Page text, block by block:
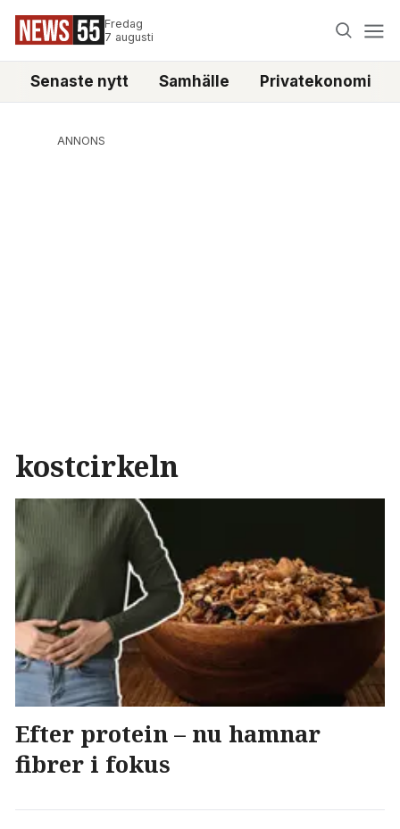
Fredag
7 augusti
Senaste nytt Samhälle Privatekonomi
ANNONS
kostcirkeln
Efter protein – nu hamnar
fibrer i fokus